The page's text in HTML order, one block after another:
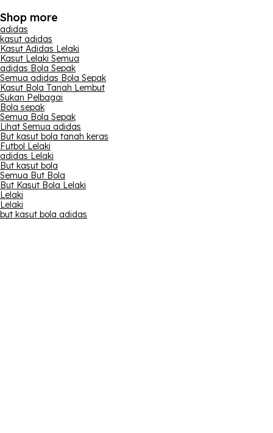
Shop more
adidas
kasut adidas
Kasut Adidas Lelaki
Kasut Lelaki Semua
adidas Bola Sepak
Semua adidas Bola Sepak
Kasut Bola Tanah Lembut
Sukan Pelbagai
Bola sepak
Semua Bola Sepak
Lihat Semua adidas
But kasut bola tanah keras
Futbol Lelaki
adidas Lelaki
But kasut bola
Semua But Bola
But Kasut Bola Lelaki
Lelaki
Lelaki
but kasut bola adidas